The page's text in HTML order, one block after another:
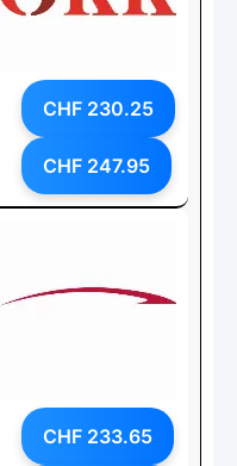
CHF 230.25
CHF 247.95
CHF 233.65